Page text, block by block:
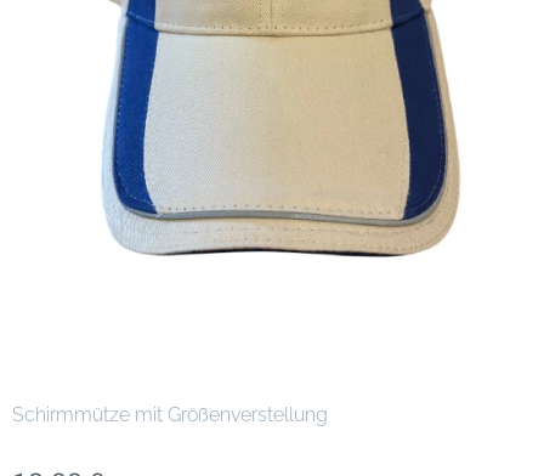
Schirmmütze mit Größenverstellung